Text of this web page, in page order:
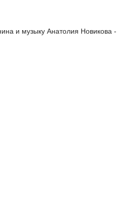
и музыку Анатолия Новикова -